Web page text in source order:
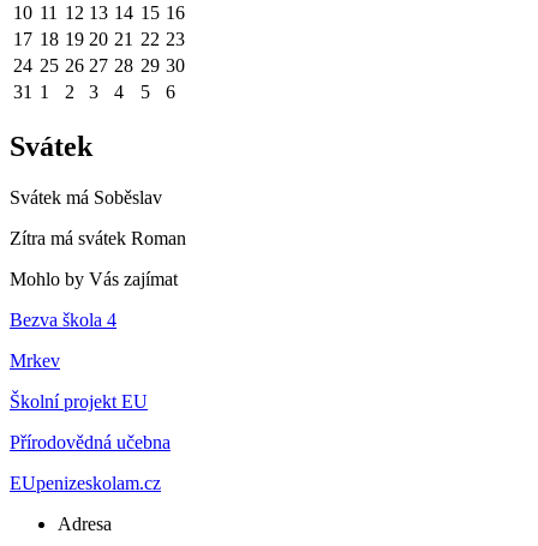
10 11 12 13 14 15 16
17 18 19 20 21 22 23
24 25 26 27 28 29 30
31 1 2 3 4 5 6
Svátek
Svátek má Soběslav
Zítra má svátek Roman
Mohlo by Vás zajímat
Bezva škola 4
Mrkev
Školní projekt EU
Přírodovědná učebna
EUpenizeskolam.cz
Adresa